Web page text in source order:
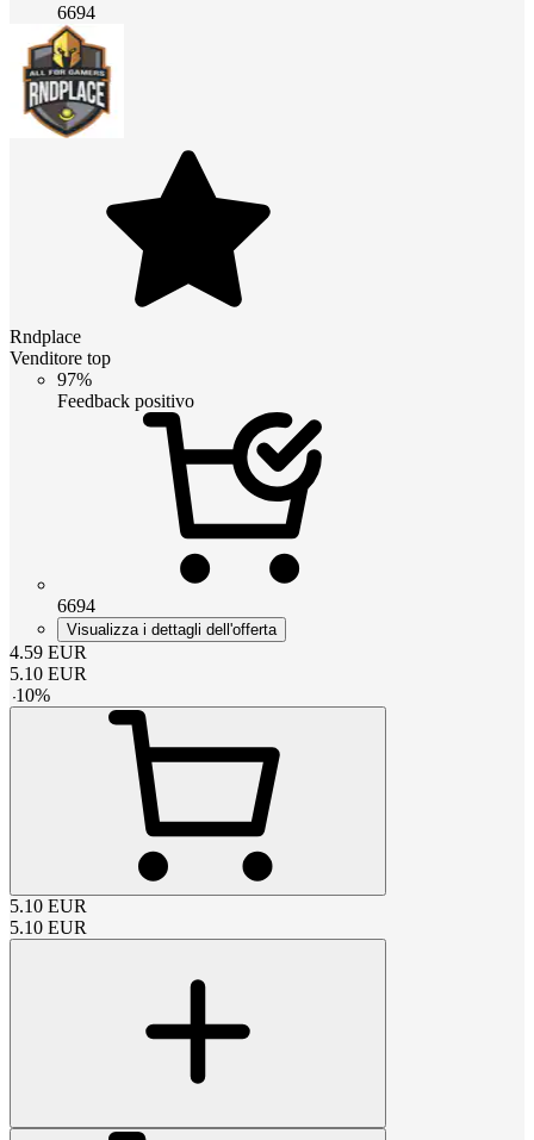
6694
Rndplace
Venditore top
97%
Feedback positivo
6694
Visualizza i dettagli dell'offerta
4.59 EUR
5.10 EUR
-10%
5.10 EUR
5.10 EUR